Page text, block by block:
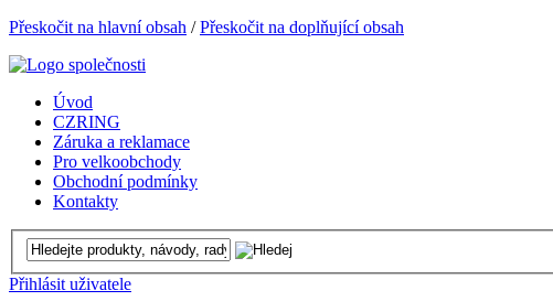
Přeskočit na hlavní obsah /Přeskočit na doplňující obsah
Úvod
CZRING
Záruka a reklamace
Pro velkoobchody
Obchodní podmínky
Kontakty
Přihlásit uživatele